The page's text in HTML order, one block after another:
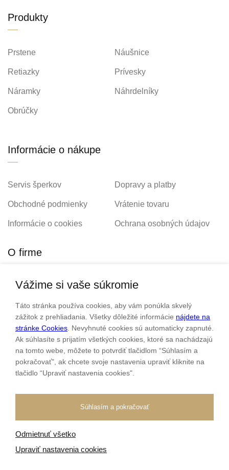
Produkty
Prstene Náušnice
Retiazky Prívesky
Náramky Náhrdelníky
Obrúčky
Informácie o nákupe
Servis šperkov Dopravy a platby
Obchodné podmienky Vrátenie tovaru
Informácie o cookies Ochrana osobných údajov
O firme
Personalizovaný šperk O nás
Kontakt
Sme rodinná firma a zameriavame sa na predaj hodiniek a
šperkov od roku 1994.
Pozrite sa na naše ďaľšie web stránky.
Všetky práva vyhradené
Tvorba e-shopovodBlueweb s.r.o.
Vážime si vaše súkromie
Táto stránka používa cookies, aby vám ponúkla skvelý
zážitok z prehliadania. Všetky dôležité informácie nájdete na
stránke Cookies . Nevyhnuté cookies sú automaticky zapnuté.
Ak súhlasíte s prijatím všetkých cookies, ktoré sa nachádzajú
na tomto webe, môžete to potvrdiť tlačidlom “Súhlasím a
pokračovať", ak chcete svoje nastavenia upraviť kliknite na
tlačidlo “Upraviť nastavenia cookies".
Súhlasím a pokračovať
Odmietnuť všetko
Upraviť nastavenia cookies